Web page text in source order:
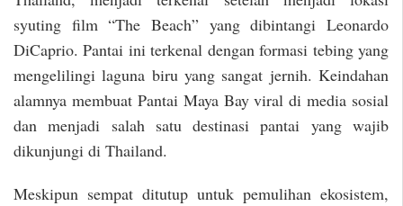
syuting film “The Beach” yang dibintangi Leonardo
DiCaprio. Pantai ini terkenal dengan formasi tebing yang
mengelilingi laguna biru yang sangat jernih. Keindahan
alamnya membuat Pantai Maya Bay viral di media sosial
dan menjadi salah satu destinasi pantai yang wajib
dikunjungi di Thailand.
Meskipun sempat ditutup untuk pemulihan ekosistem,